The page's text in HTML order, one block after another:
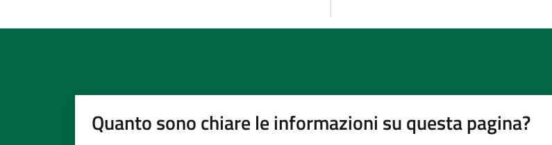
Quanto sono chiare le informazioni su questa pagina?